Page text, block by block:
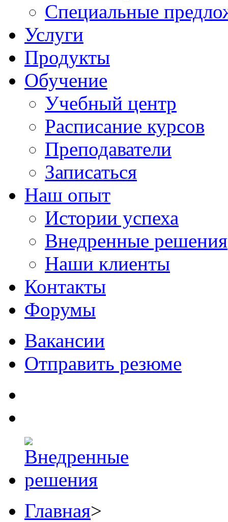
Специальные
Услуги
Продукты
Обучение
Учебный центр
Расписание курсов
Преподаватели
Записаться
Наш опыт
Истории успеха
Внедренные решения
Наши клиенты
Контакты
Форумы
Вакансии
Отправить резюме
Главная>